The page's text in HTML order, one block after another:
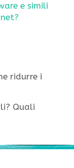
e simili
ridurre i
Quali